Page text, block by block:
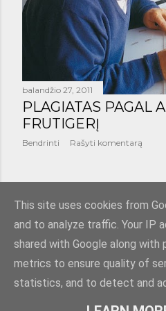
balandžio 27, 2011
PLAGIATAS PAGAL
FRUTIGERĮ
Bendrinti Rašyti komentarą
Teikia
This site uses cookies from
and to analyze traffic. Your IP
shared with Google along with
metrics to ensure quality of
statistics, and to detect and